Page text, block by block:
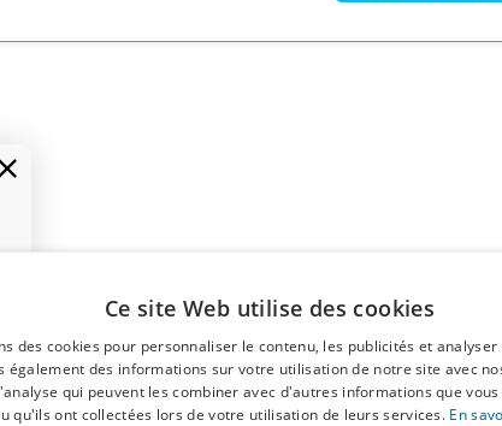
Ce site Web utilise des cookies
des cookies pour personnaliser le contenu, les publicités et
également des informations sur votre utilisation de notre site avec
qui peuvent les combiner avec d'autres informations que
qu'ils ont collectées lors de votre utilisation de leurs services. En